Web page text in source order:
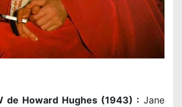
de Howard Hughes (1943) : Jane